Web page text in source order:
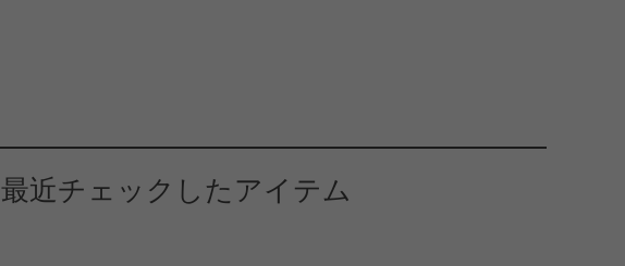
最近チェックしたアイテム